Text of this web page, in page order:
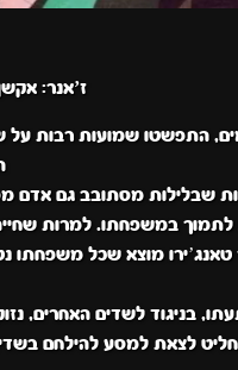
ז’אנר:
התפשטו שמועות רבות על
שבלילות מסתובב גם אדם
במשפחתו. למרות
מוצא שכל משפחתו
בניגוד לשדים האחרים,
לצאת למסע להילחם